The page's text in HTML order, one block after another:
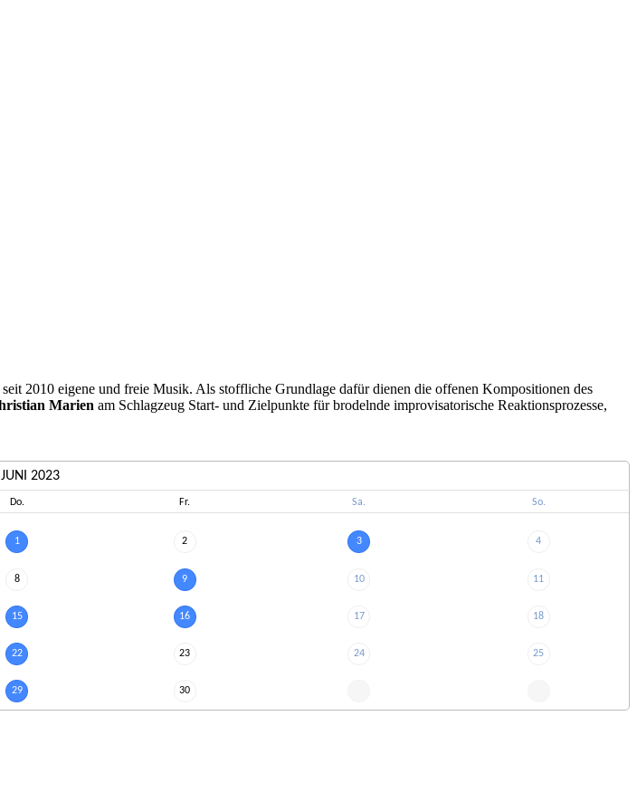
seit 2010 eigene und freie Musik. Als stoffliche Grundlage dafür dienen die offenen Kompositionen des
Marien am Schlagzeug Start- und Zielpunkte für brodelnde improvisatorische Reaktionsprozesse,
Do. Fr. Sa. So.
1 2 3 4
8 9 10 11
15 16 17 18
22 23 24 25
29 30
JUNI 2023